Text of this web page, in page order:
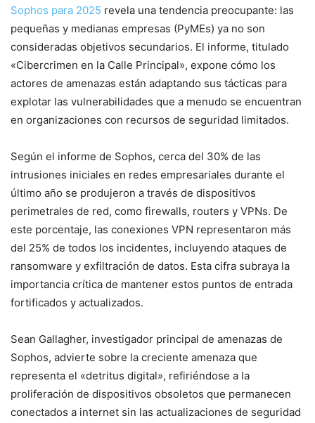
Sophos para 2025 revela una tendencia preocupante: las
pequeñas y medianas empresas (PyMEs) ya no son
consideradas objetivos secundarios. El informe, titulado
«Cibercrimen en la Calle Principal», expone cómo los
actores de amenazas están adaptando sus tácticas para
explotar las vulnerabilidades que a menudo se encuentran
en organizaciones con recursos de seguridad limitados.
Según el informe de Sophos, cerca del 30% de las
intrusiones iniciales en redes empresariales durante el
último año se produjeron a través de dispositivos
perimetrales de red, como firewalls, routers y VPNs. De
este porcentaje, las conexiones VPN representaron más
del 25% de todos los incidentes, incluyendo ataques de
ransomware y exfiltración de datos. Esta cifra subraya la
importancia crítica de mantener estos puntos de entrada
fortificados y actualizados.
Sean Gallagher, investigador principal de amenazas de
Sophos, advierte sobre la creciente amenaza que
representa el «detritus digital», refiriéndose a la
proliferación de dispositivos obsoletos que permanecen
conectados a internet sin las actualizaciones de seguridad